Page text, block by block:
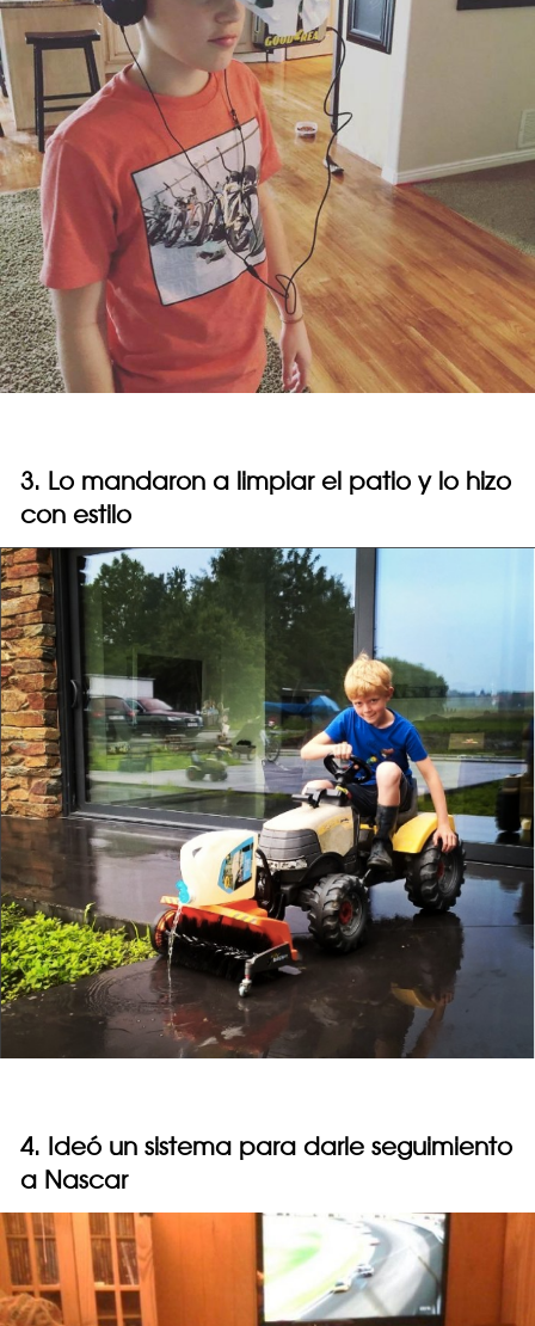
3. Lo mandaron a limpiar el patio y lo hizo
con estilo
4. Ideó un sistema para darle seguimiento
a Nascar